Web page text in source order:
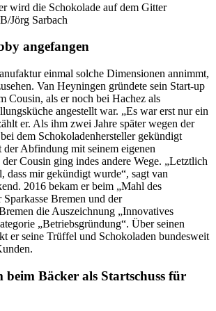
wird die Schokolade auf dem Gitter
Jörg Sarbach
angefangen
einmal solche Dimensionen annimmt,
Van Heyningen gründete sein Start-up
Cousin, als er noch bei Hachez als
angestellt war. „Es war erst nur ein
er. Als ihm zwei Jahre später wegen der
dem Schokoladenhersteller gekündigt
der Abfindung mit seinem eigenen
Cousin ging indes andere Wege. „Letztlich
dass mir gekündigt wurde“, sagt van
2016 bekam er beim „Mahl des
Bremen und der
die Auszeichnung „Innovatives
„Betriebsgründung“. Über seinen
er seine Trüffel und Schokoladen bundesweit
Bäcker als Startschuss für